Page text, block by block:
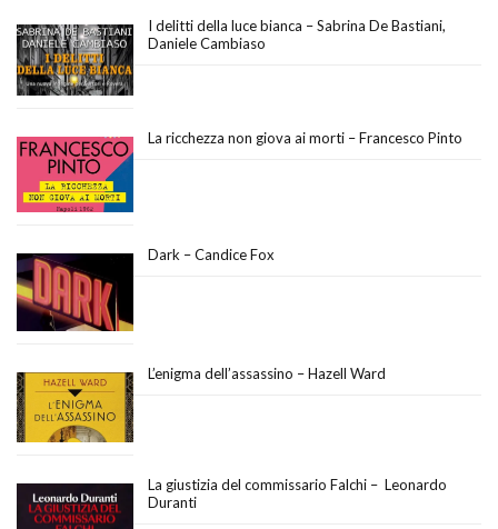
I delitti della luce bianca – Sabrina De Bastiani,
Daniele Cambiaso
La ricchezza non giova ai morti – Francesco Pinto
Dark – Candice Fox
L’enigma dell’assassino – Hazell Ward
La giustizia del commissario Falchi – Leonardo
Duranti